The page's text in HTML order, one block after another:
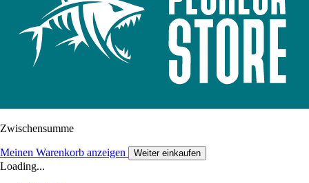
Zwischensumme
Meinen Warenkorb anzeigen Weiter einkaufen
Loading...